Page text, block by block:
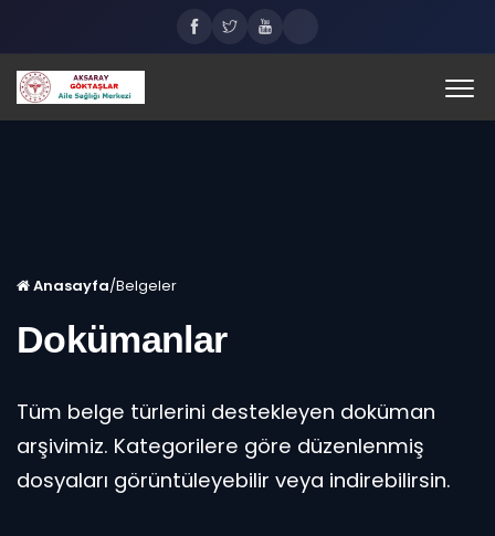
Anasayfa/Belgeler
Dokümanlar
Tüm belge türlerini destekleyen doküman
arşivimiz. Kategorilere göre düzenlenmiş
dosyaları görüntüleyebilir veya indirebilirsin.